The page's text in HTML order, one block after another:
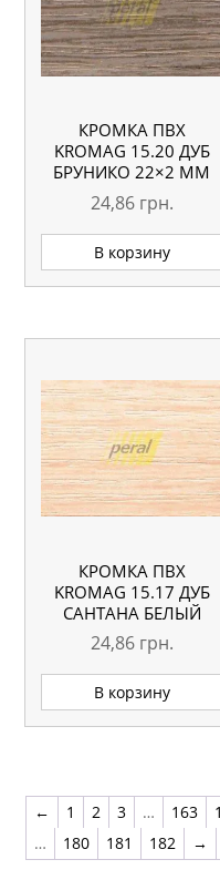
КРОМКА ПВХ
KROMAG 15.20 ДУБ
БРУНИКО 22×2 ММ
24,86 грн.
В корзину
КРОМКА ПВХ
KROMAG 15.17 ДУБ
САНТАНА БЕЛЫЙ
22×2 ММ
24,86 грн.
В корзину
← 1 2 3 … 163
…
180 181 182 →